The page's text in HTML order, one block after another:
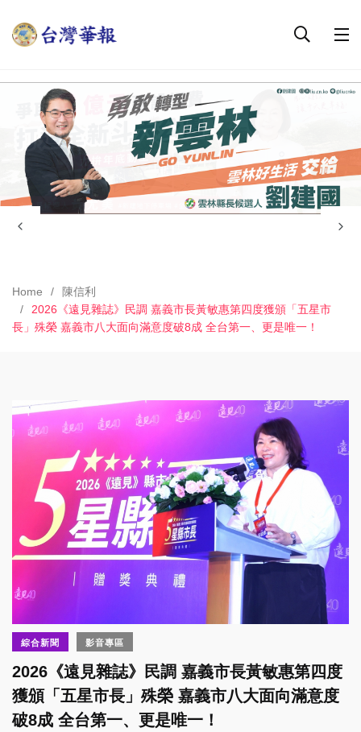
Home
陳信利
2026《遠見雜誌》民調 嘉義市長黃敏惠第四度獲頒「五星市
長」殊榮 嘉義市八大面向滿意度破8成 全台第一、更是唯一！
綜合新聞 影音專區
2026《遠見雜誌》民調 嘉義市長黃敏惠第四度
獲頒「五星市長」殊榮 嘉義市八大面向滿意度
破8成 全台第一、更是唯一！